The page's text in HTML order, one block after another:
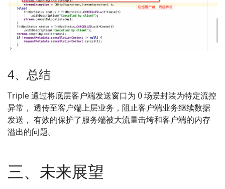
4、总结
Triple 通过将底层客户端发送窗口为 0 场景封装为特定流控
异常， 透传至客户端上层业务，阻止客户端业务继续数据
发送， 有效的保护了服务端被大流量击垮和客户端的内存
溢出的问题。
三、未来展望